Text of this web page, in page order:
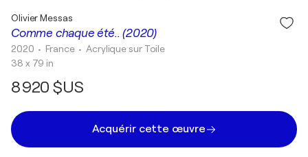
Comme chaque été.. (2020)
Olivier Messas
2020 • France •Acrylique sur Toile
38 x 79 in
8 920 $US
Acquérir cette œuvre